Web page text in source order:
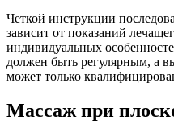
Четкой инструкции
зависит от показаний
индивидуальных
должен быть регулярным, а
может только
Массаж при